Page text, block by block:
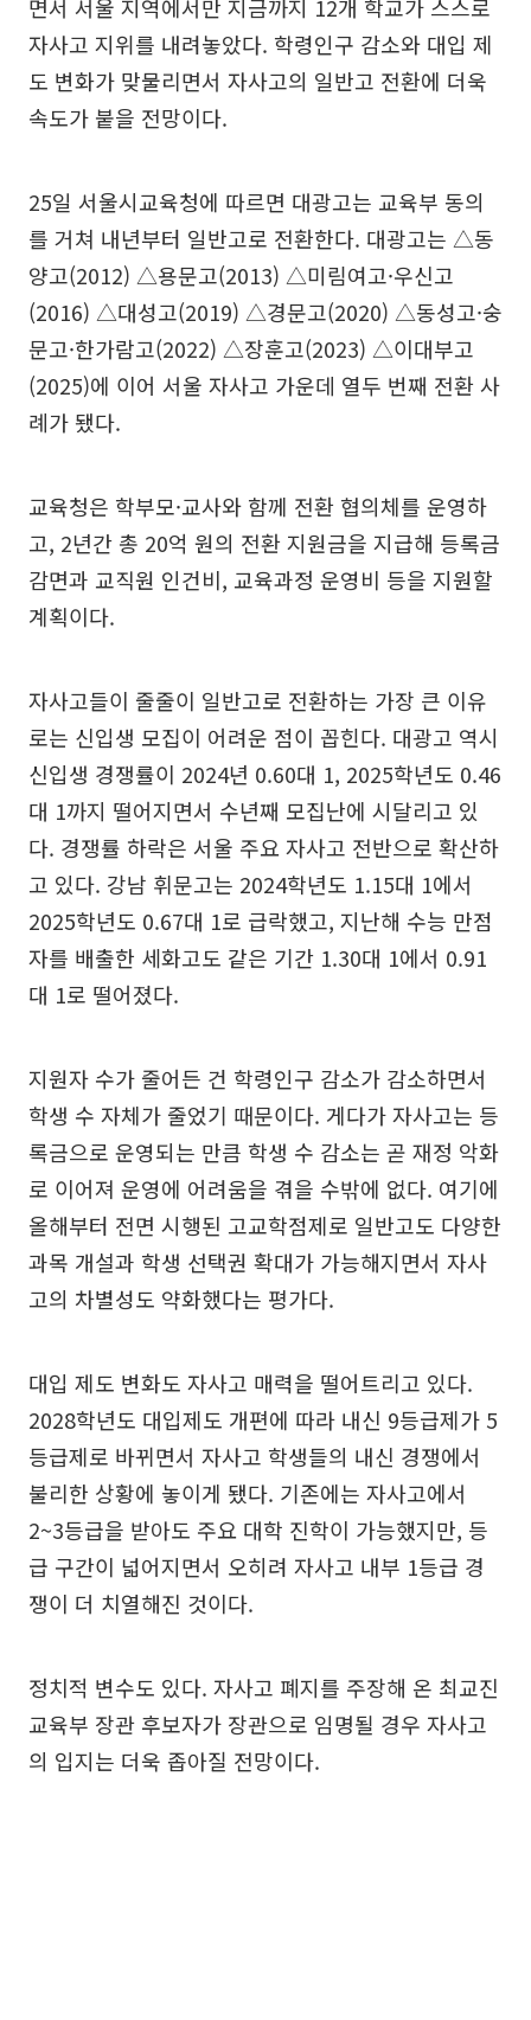
면서 서울 지역에서만 지금까지 12개 학교가 스스로
자사고 지위를 내려놓았다. 학령인구 감소와 대입 제
도 변화가 맞물리면서 자사고의 일반고 전환에 더욱
속도가 붙을 전망이다.
25일 서울시교육청에 따르면 대광고는 교육부 동의
를 거쳐 내년부터 일반고로 전환한다. 대광고는 △동
양고(2012) △용문고(2013) △미림여고·우신고
(2016) △대성고(2019) △경문고(2020) △동성고·숭
문고·한가람고(2022) △장훈고(2023) △이대부고
(2025)에 이어 서울 자사고 가운데 열두 번째 전환 사
례가 됐다.
교육청은 학부모·교사와 함께 전환 협의체를 운영하
고, 2년간 총 20억 원의 전환 지원금을 지급해 등록금
감면과 교직원 인건비, 교육과정 운영비 등을 지원할
계획이다.
자사고들이 줄줄이 일반고로 전환하는 가장 큰 이유
로는 신입생 모집이 어려운 점이 꼽힌다. 대광고 역시
신입생 경쟁률이 2024년 0.60대 1, 2025학년도 0.46
대 1까지 떨어지면서 수년째 모집난에 시달리고 있
다. 경쟁률 하락은 서울 주요 자사고 전반으로 확산하
고 있다. 강남 휘문고는 2024학년도 1.15대 1에서
2025학년도 0.67대 1로 급락했고, 지난해 수능 만점
자를 배출한 세화고도 같은 기간 1.30대 1에서 0.91
대 1로 떨어졌다.
지원자 수가 줄어든 건 학령인구 감소가 감소하면서
학생 수 자체가 줄었기 때문이다. 게다가 자사고는 등
록금으로 운영되는 만큼 학생 수 감소는 곧 재정 악화
로 이어져 운영에 어려움을 겪을 수밖에 없다. 여기에
올해부터 전면 시행된 고교학점제로 일반고도 다양한
과목 개설과 학생 선택권 확대가 가능해지면서 자사
고의 차별성도 약화했다는 평가다.
대입 제도 변화도 자사고 매력을 떨어트리고 있다.
2028학년도 대입제도 개편에 따라 내신 9등급제가 5
등급제로 바뀌면서 자사고 학생들의 내신 경쟁에서
불리한 상황에 놓이게 됐다. 기존에는 자사고에서
2~3등급을 받아도 주요 대학 진학이 가능했지만, 등
급 구간이 넓어지면서 오히려 자사고 내부 1등급 경
쟁이 더 치열해진 것이다.
정치적 변수도 있다. 자사고 폐지를 주장해 온 최교진
교육부 장관 후보자가 장관으로 임명될 경우 자사고
의 입지는 더욱 좁아질 전망이다.